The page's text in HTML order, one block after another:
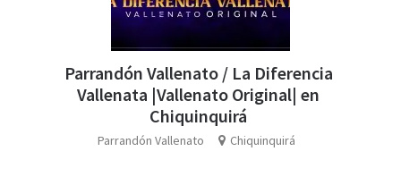
Parrandón Vallenato / La Diferencia
Vallenata |Vallenato Original| en
Chiquinquirá
Parrandón Vallenato Chiquinquirá